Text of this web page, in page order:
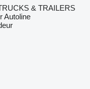
& TRAILERS
Autoline